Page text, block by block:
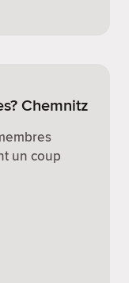
Chemnitz
un coup